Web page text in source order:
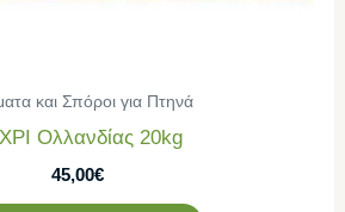
και Σπόροι για Πτηνά
Ολλανδίας 20kg
45,00€